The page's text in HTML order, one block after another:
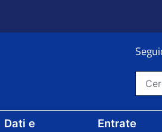
Cerca nel
Dati e
Entrate